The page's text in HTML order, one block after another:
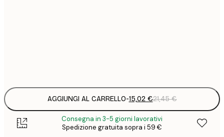
AGGIUNGI AL CARRELLO-15,02 €21,45 €
Consegna in 3-5 giorni lavorativi
Spedizione gratuita sopra i 59 €